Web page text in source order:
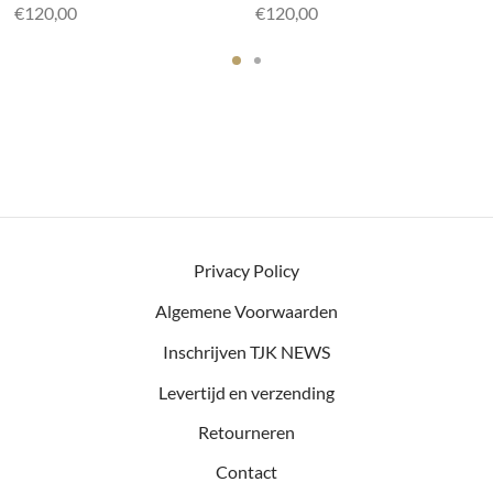
€120,00
€120,00
Privacy Policy
Algemene Voorwaarden
Inschrijven TJK NEWS
Levertijd en verzending
Retourneren
Contact